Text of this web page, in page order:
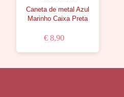
Caneta de metal Azul
Marinho Caixa Preta
€ 8,90